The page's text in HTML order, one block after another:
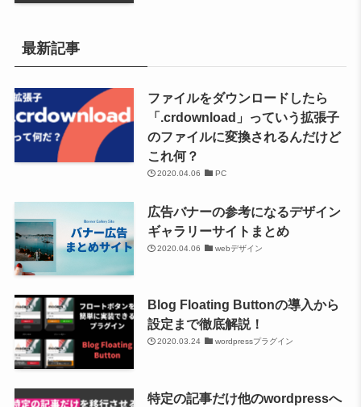
最新記事
ファイルをダウンロードしたら
「.crdownload」っていう拡張子
のファイルに変換されるんだけど
これ何？
2020.04.06 PC
広告バナーの参考になるデザイン
ギャラリーサイトまとめ
2020.04.06 webデザイン
Blog Floating Buttonの導入から
設定まで徹底解説！
2020.03.24 wordpressプラグイン
特定の記事だけ他のwordpressへ